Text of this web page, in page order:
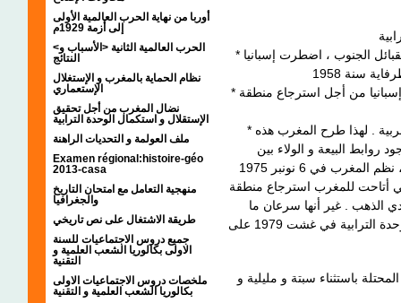
أوربا من نهاية الحرب العالمية الأولى
إلى أزمة 1929م
<الحرب العالمية الثانية <الأسباب و
النتائج
نظام الحماية بالمغرب و الإستغلال
الإستعماري
نضال المغرب من أجل تحقيق
الإستقلال و استكمال الوحدة الترابية
ملف العولمة و التحديات الراهنة
Examen régional:histoire-géo
2013-casa
منهجية التعامل مع امتحان التاريخ
والجغرافيا
طريقة الاشتغال على نص تاريخي
جميع دروس الاجتماعيات للسنة
الاولى بكالوريا الشعب العلمية و
التقنية
ملخصات دروس الاجتماعيات الاولى
بكالوريا الشعب العلمية و التقنية
* أمام تصاعد كفاح جيش التحرير و المقاومة المسلحة لقبائل الجنوب ، اضطرت إسبانيا
* اعتمد المغرب على المقاومة المسلحة و التفاوض مع إسبانيا من أجل استرجاع منطقة
* رفضت إسبانيا فتح المفاوضات في شأن الصحراء المغربية . لهذا طرح المغرب هذه
روابط البيعة و الولاء بين
سكان الصحراء و العرش المغربي . و على ضوء ذلك ، نظم المغرب في 6 نونبر 1975
أتاحت للمغرب استرجاع منطقة
الذهب . غير أنها سرعان ما
انسحبت من هذه المنطقة التي قام المغرب بضمها للوحدة الترابية في غشت 1979 على
استرجع مناطقه المحتلة باستثناء سبتة و مليلية و